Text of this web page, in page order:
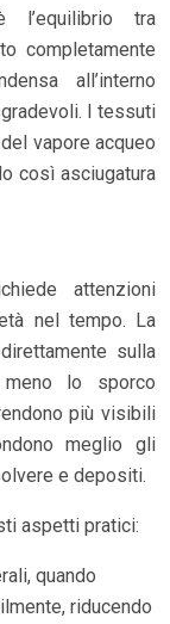
l’equilibrio tra
completamente
all’interno
I tessuti
vapore acqueo
così asciugatura
attenzioni
nel tempo. La
sulla
lo sporco
più visibili
meglio gli
e depositi.
aspetti pratici:
quando
riducendo